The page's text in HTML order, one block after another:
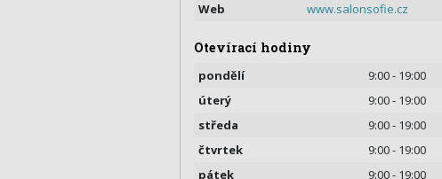
Web
www.salonsofie.cz
Otevírací hodiny
pondělí
9:00 - 19:00
úterý
9:00 - 19:00
středa
9:00 - 19:00
čtvrtek
9:00 - 19:00
pátek
9:00 - 19:00